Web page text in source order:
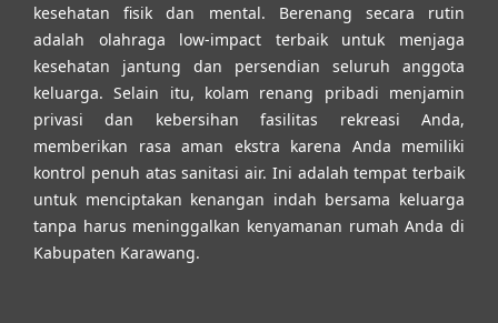
kesehatan fisik dan mental. Berenang secara rutin
adalah olahraga low-impact terbaik untuk menjaga
kesehatan jantung dan persendian seluruh anggota
keluarga. Selain itu, kolam renang pribadi menjamin
privasi dan kebersihan fasilitas rekreasi Anda,
memberikan rasa aman ekstra karena Anda memiliki
kontrol penuh atas sanitasi air. Ini adalah tempat terbaik
untuk menciptakan kenangan indah bersama keluarga
tanpa harus meninggalkan kenyamanan rumah Anda di
Kabupaten Karawang.